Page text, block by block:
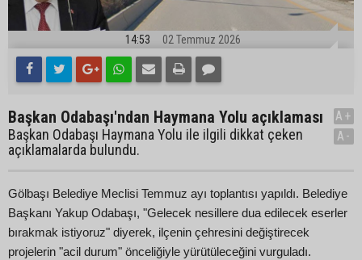
14:53 02 Temmuz 2026
Başkan Odabaşı'ndan Haymana Yolu açıklaması
Başkan Odabaşı Haymana Yolu ile ilgili dikkat çeken
açıklamalarda bulundu.
A+
A-
Gölbaşı Belediye Meclisi Temmuz ayı toplantısı yapıldı. Belediye
Başkanı Yakup Odabaşı, "Gelecek nesillere dua edilecek eserler
bırakmak istiyoruz" diyerek, ilçenin çehresini değiştirecek
projelerin "acil durum" önceliğiyle yürütüleceğini vurguladı.